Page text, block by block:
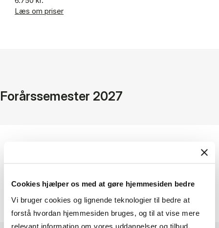
Cookies hjælper os med at gøre hjemmesiden bedre
Vi bruger cookies og lignende teknologier til bedre at
forstå hvordan hjemmesiden bruges, og til at vise mere
Læs om priser
Forårssemester 2027
Mere info følger